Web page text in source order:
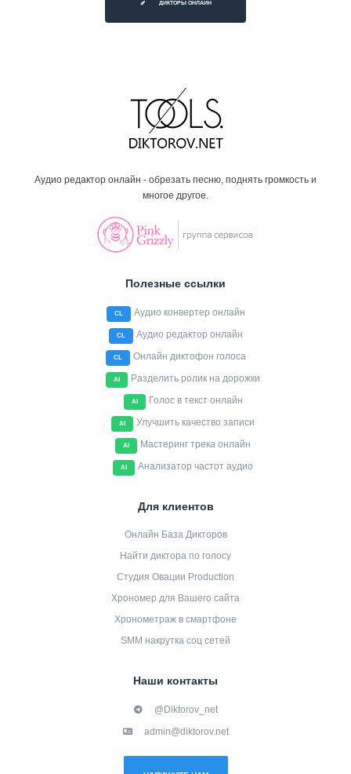
ДИКТОРЫ ОНЛАЙН
Аудио редактор онлайн - обрезать песню, поднять громкость и
многое другое.
Полезные ссылки
CL Аудио конвертер онлайн
CL Аудио редактор онлайн
CL Онлайн диктофон голоса
AI Разделить ролик на дорожки
AI Голос в текст онлайн
AI Улучшить качество записи
AI Мастеринг трека онлайн
AI Анализатор частот аудио
Для клиентов
Онлайн База Дикторов
Найти диктора по голосу
Студия Овации Production
Хрономер для Вашего сайта
Хронометраж в смартфоне
SMM накрутка соц сетей
Наши контакты
@Diktorov_net
admin@diktorov.net